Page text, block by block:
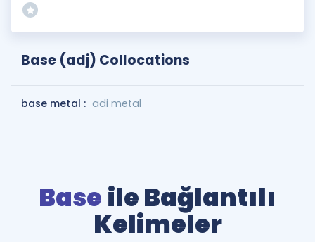
Base (adj) Collocations
base metal : adi metal
Base ile Bağlantılı
Kelimeler